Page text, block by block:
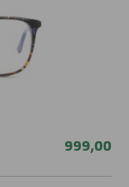
999,00